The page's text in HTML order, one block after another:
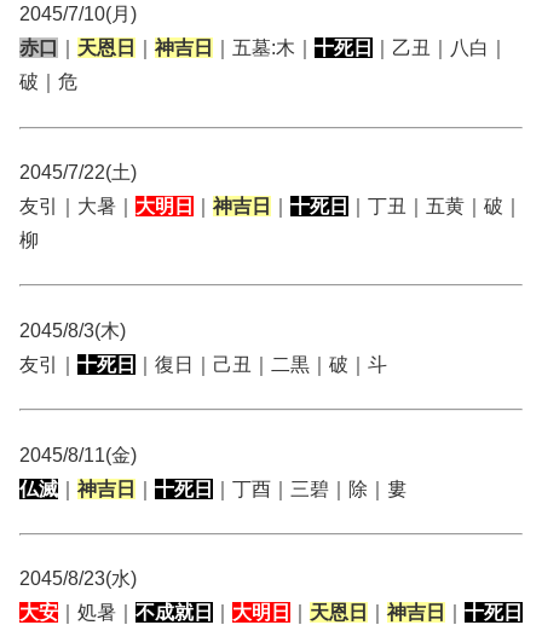
2045/7/10(月)
赤口
天恩日 神吉日 ｜五墓:木｜ 十死日
｜乙丑｜八白｜
破｜危
2045/7/22(土)
友引｜大暑｜ 大明日 神吉日 十死日
｜丁丑｜五黄｜破｜
柳
2045/8/3(木)
友引｜ 十死日 ｜復日｜己丑｜二黒｜破｜斗
2045/8/11(金)
仏滅
神吉日 十死日 ｜丁酉｜三碧｜除｜婁
2045/8/23(水)
大安 ｜処暑｜ 不成就日 大明日 天恩日 神吉日
十死日